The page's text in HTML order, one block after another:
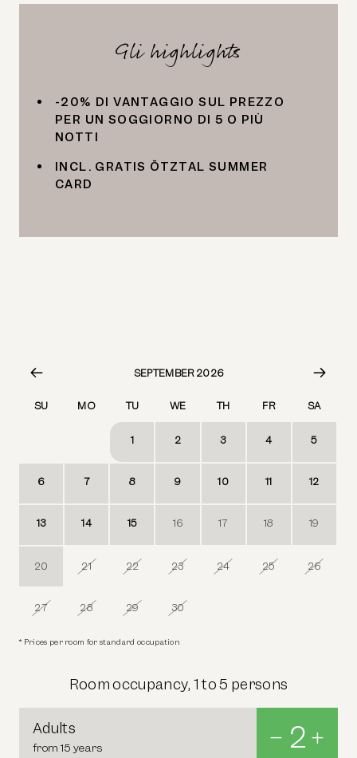
Gli highlights
-20% DI VANTAGGIO SUL PREZZO
PER UN SOGGIORNO DI 5 O PIÙ
NOTTI
INCL. GRATIS ÖTZTAL SUMMER
CARD
SEPTEMBER 2026
SU MO TU WE TH FR SA
1 2 3 4 5
6 7 8 9 10 11 12
13 14 15 16 17 18 19
20 21 22 23 24 25 26
27 28 29 30
* Prices per room for standard occupation
Room occupancy, 1 to 5 persons
Adults
from 15 years 2